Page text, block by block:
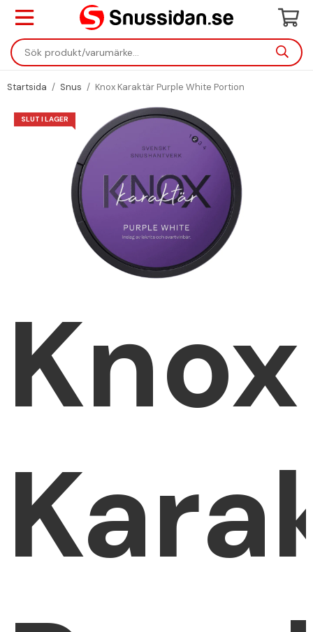
Startsida / Snus / Knox Karaktär Purple White Portion
SLUT I LAGER
Knox